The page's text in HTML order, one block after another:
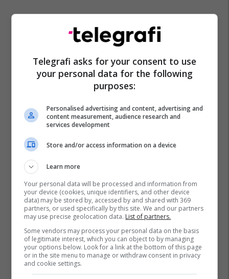
Telegrafi asks for your consent to use
your personal data for the following
purposes:
Personalised advertising and content, advertising and
content measurement, audience research and
services development
Store and/or access information on a device
Learn more
Your personal data will be processed and information from
your device (cookies, unique identifiers, and other device
data) may be stored by, accessed by and shared with 369
partners, or used specifically by this site. We and our partners
may use precise geolocation data. List of partners.
Some vendors may process your personal data on the basis
of legitimate interest, which you can object to by managing
your options below. Look for a link at the bottom of this page
or in the site menu to manage or withdraw consent in privacy
and cookie settings.